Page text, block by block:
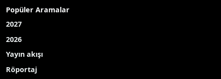
Popüler Aramalar
2027
2026
Yayın akışı
Röportaj